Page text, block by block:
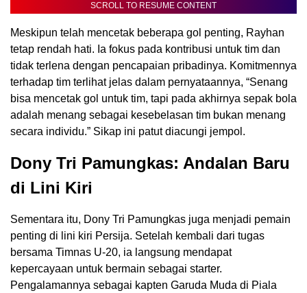
SCROLL TO RESUME CONTENT
Meskipun telah mencetak beberapa gol penting, Rayhan
tetap rendah hati. Ia fokus pada kontribusi untuk tim dan
tidak terlena dengan pencapaian pribadinya. Komitmennya
terhadap tim terlihat jelas dalam pernyataannya, “Senang
bisa mencetak gol untuk tim, tapi pada akhirnya sepak bola
adalah menang sebagai kesebelasan tim bukan menang
secara individu.” Sikap ini patut diacungi jempol.
Dony Tri Pamungkas: Andalan Baru
di Lini Kiri
Sementara itu, Dony Tri Pamungkas juga menjadi pemain
penting di lini kiri Persija. Setelah kembali dari tugas
bersama Timnas U-20, ia langsung mendapat
kepercayaan untuk bermain sebagai starter.
Pengalamannya sebagai kapten Garuda Muda di Piala